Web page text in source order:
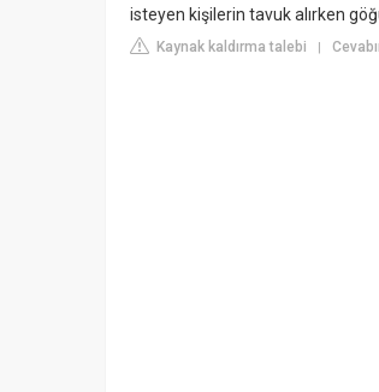
isteyen kişilerin tavuk alırken
Kaynak kaldırma talebi